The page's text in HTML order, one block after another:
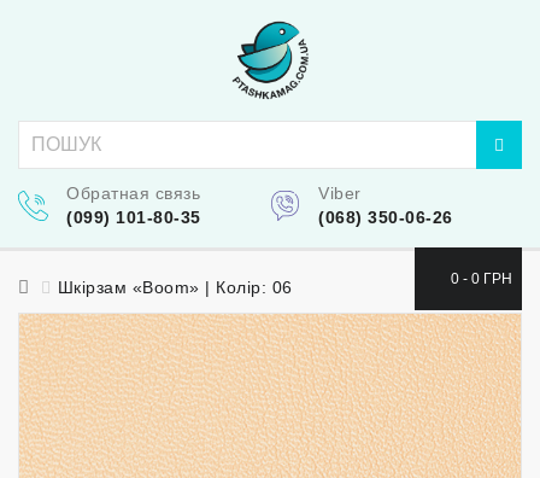
Обратная связь
(099) 101-80-35
Viber
(068) 350-06-26
0 - 0 ГРН
Шкірзам «Boom» | Колір: 06